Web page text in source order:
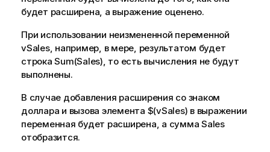
будет расширена, а выражение оценено.
При использовании неизмененной переменной
vSales, например, в мере, результатом будет
строкаSum(Sales), то есть вычисления не будут
выполнены.
В случае добавления расширения со знаком
доллара и вызова элемента $(vSales) в выражении
переменная будет расширена, а сумма Sales
отобразится.